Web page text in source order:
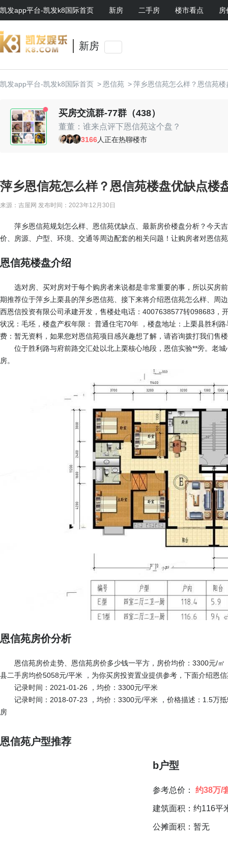
凯发app平台-凯发k8国际首页 新房 二手房 楼市看点 房
新房
凯发app平台-凯发k8国际首页 > 恩信苑 >萍乡恩信苑怎么样？恩信苑
买房交流群-77群（438）
董董：谁来点评下恩信苑这个盘？
小石头：地段还行
3166人正在热聊楼市
萍乡恩信苑怎么样？恩信苑楼盘优缺点楼
来源：吉屋网 发布时间：2023年12月30日
萍乡恩信苑规划怎么样、恩信苑优缺点、最新房价楼盘分析？今天
价、房源、户型、环境、交通等周边配套的相关问题！让购房者对恩信
恩信苑楼盘介绍
选对房、买对房对于每个购房者来说都是非常重要的事，所以买房
期推荐位于萍乡上栗县的萍乡恩信苑、接下来将介绍恩信苑怎么样、周
西恩信投资有限公司承建开发，售楼处电话： 4007638577转098683 ，
状况：毛坯，楼盘产权年限： 普通住宅70年 ，楼盘地址：上栗县胜利
费：暂无资料，如果您对恩信苑项目感兴趣想了解，请咨询拨打我们售
位于胜利路与府前路交汇处以北上栗核心地段，恩信实验**旁。老
房。
恩信苑房价分析
恩信苑房价走势、恩信苑房价多少钱一平方，房价均价：3300元/
县二手房均价5058元/平米 ，为你买房投资置业提供参考，下面介绍恩
记录时间：2021-01-26 ，均价：3300元/平米
记录时间：2018-07-23 ，均价：3300元/平米 ，价格描述：1.5万
房
恩信苑户型推荐
b户型
参考总价： 约38万/
建筑面积：约116平
公摊面积：暂无